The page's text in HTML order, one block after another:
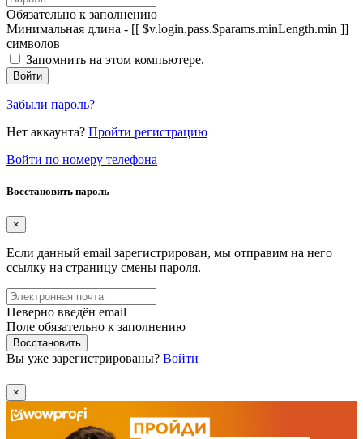
Обязательно к заполнению
Минимальная длина - [[ $v.login.pass.$params.minLength.min ]]
символов
Запомнить на этом компьютере.
Войти
Забыли пароль?
Нет аккаунта? Пройти регистрацию
Войти по номеру телефона
Восстановить пароль
×
Если данный email зарегистрирован, мы отправим на него
ссылку на страницу смены пароля.
Неверно введён email
Поле обязательно к заполнению
Восстановить
Вы уже зарегистрированы? Войти
×